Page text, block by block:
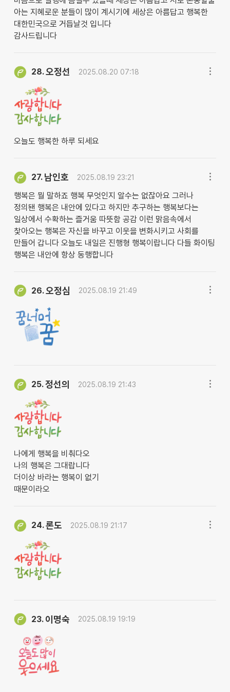
아는 지혜로운 분들이 많이 계시기에 세상은 아름답고 행복한
대한민국으로 거듭날것 입니다
감사드립니다
28.오정선 2025.08.20 07:18
오늘도 행복한 하루 되세요
27. 남인호 2025.08.19 23:21
행복은 뭘 말하죠 행복 무엇인지 알수는 없잖아요 그러나
정의됀 행복은 내안에 있다고 하지만 추구하는 행복보다는
일상에서 수확하는 즐거움 따뜻함 공감 이런 맑음속에서
찿아오는 행복은 자신을 바꾸고 이웃을 변화시키고 사회를
만들어 갑니다 오늘도 내일은 진행형 행복이랍니다 다들 화이팅
행복은 내안에 항상 동행합니다
26.오정심 2025.08.19 21:49
25.정선의 2025.08.19 21:43
나에게 행복을 비춰다오
나의 행복은 그대랍니다
더이상 바라는 행복이 없기
때문이라오
24.론도 2025.08.19 21:17
23. 이명숙 2025.08.19 19:19